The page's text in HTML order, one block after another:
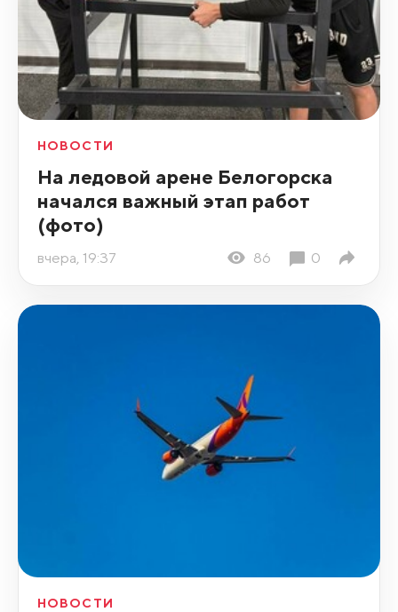
НОВОСТИ
На ледовой арене Белогорска
начался важный этап работ
(фото)
вчера, 19:37 86 0
НОВОСТИ